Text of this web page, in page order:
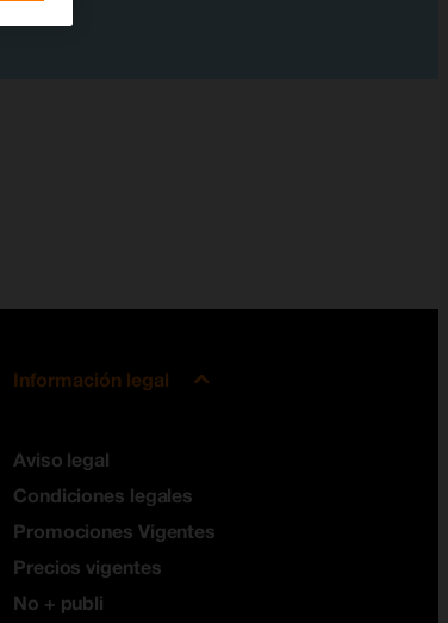
Información legal
Aviso legal
Condiciones legales
Promociones Vigentes
Precios vigentes
No + publi